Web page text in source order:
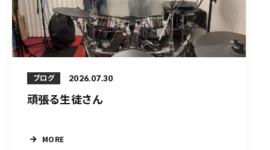
ブログ 2026.07.30
頑張る生徒さん
MORE